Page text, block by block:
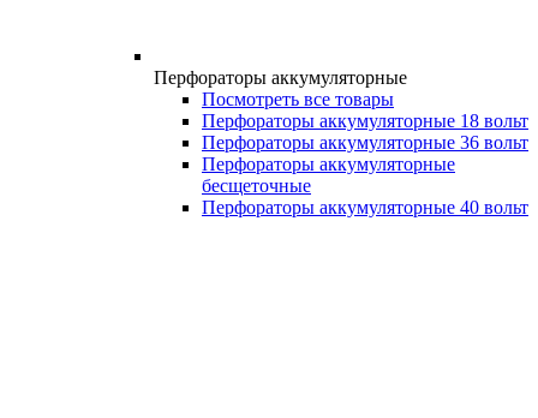
Перфораторы аккумуляторные
Посмотреть все товары
Перфораторы аккумуляторные 18 вольт
Перфораторы аккумуляторные 36 вольт
Перфораторы аккумуляторные
бесщеточные
Перфораторы аккумуляторные 40 вольт